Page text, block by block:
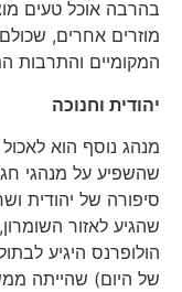
בהרבה אוכל טעים
מוזרים אחרים,
המקומיים והתרבות
יהודית וחנוכה
מנהג נוסף הוא לאכול
שהשפיע על מנהגי חג
סיפורה של יהודית
שהגיע לאזור
הולופרנס היגיע
של היום) שהייתה ממש